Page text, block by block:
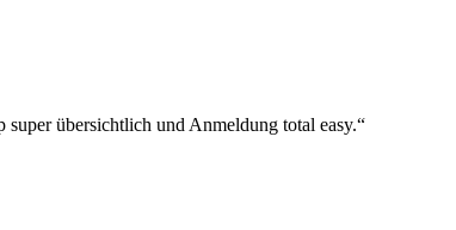
übersichtlich und Anmeldung total easy.“